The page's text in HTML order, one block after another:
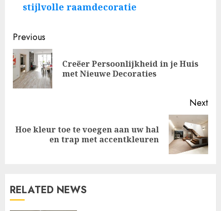
stijlvolle raamdecoratie
Post
navigation
Previous
Creëer Persoonlijkheid in je Huis
met Nieuwe Decoraties
Next
Next
Hoe kleur toe te voegen aan uw hal
en trap met accentkleuren
RELATED NEWS